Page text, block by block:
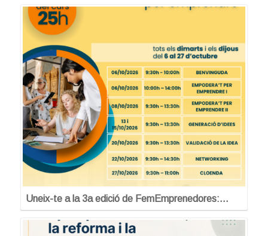
Uneix-te a la 3a edició de FemEmprenedores:…